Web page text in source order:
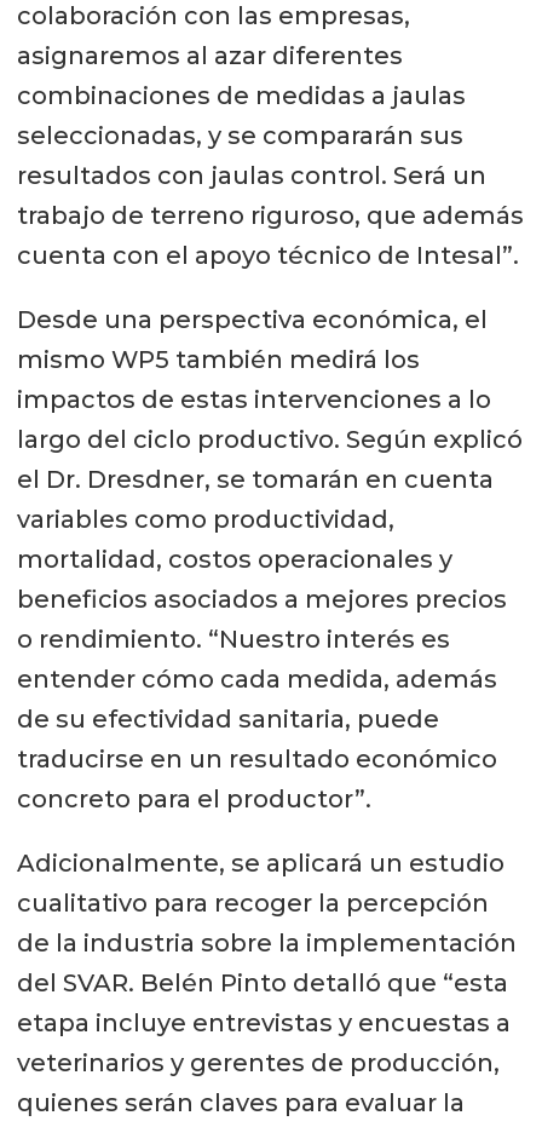
colaboración con las empresas,
asignaremos al azar diferentes
combinaciones de medidas a jaulas
seleccionadas, y se compararán sus
resultados con jaulas control. Será un
trabajo de terreno riguroso, que además
cuenta con el apoyo técnico de Intesal”.
Desde una perspectiva económica, el
mismo WP5 también medirá los
impactos de estas intervenciones a lo
largo del ciclo productivo. Según explicó
el Dr. Dresdner, se tomarán en cuenta
variables como productividad,
mortalidad, costos operacionales y
beneficios asociados a mejores precios
o rendimiento. “Nuestro interés es
entender cómo cada medida, además
de su efectividad sanitaria, puede
traducirse en un resultado económico
concreto para el productor”.
Adicionalmente, se aplicará un estudio
cualitativo para recoger la percepción
de la industria sobre la implementación
del SVAR. Belén Pinto detalló que “esta
etapa incluye entrevistas y encuestas a
veterinarios y gerentes de producción,
quienes serán claves para evaluar la